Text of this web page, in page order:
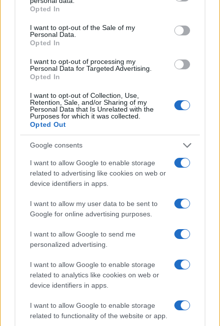
grant or deny consent to Google and its third-party tags to
use your data for below specified purposes in below Google
consent section.
Opted In
I want to opt-out of the Sale of my
Personal Data.
Opted In
I want to opt-out of processing my
Personal Data for Targeted Advertising.
Opted In
I want to opt-out of Collection, Use,
Retention, Sale, and/or Sharing of my
Personal Data that Is Unrelated with the
Purposes for which it was collected.
Opted Out
Google consents
I want to allow Google to enable storage
related to advertising like cookies on web or
device identifiers in apps.
I want to allow my user data to be sent to
Google for online advertising purposes.
I want to allow Google to send me
personalized advertising.
I want to allow Google to enable storage
related to analytics like cookies on web or
device identifiers in apps.
I want to allow Google to enable storage
related to functionality of the website or app.
Continuez la lecture
NEWS
Juliette Bernard · 7 Août 2026
NEWS